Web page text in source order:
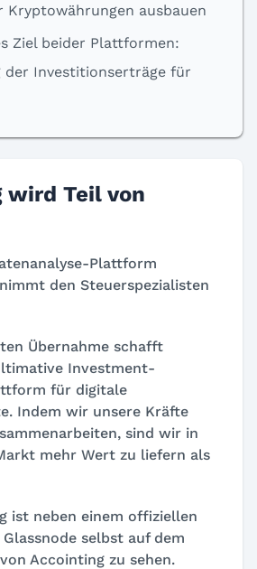
ausbauen
Ziel beider Plattformen:
der Investitionserträge für
wird Teil von
Plattform
den Steuerspezialisten
Übernahme schafft
Investment-
für digitale
Indem wir unsere Kräfte
sind wir in
mehr Wert zu liefern als
ist neben einem offiziellen
selbst auf dem
Accointing zu sehen.